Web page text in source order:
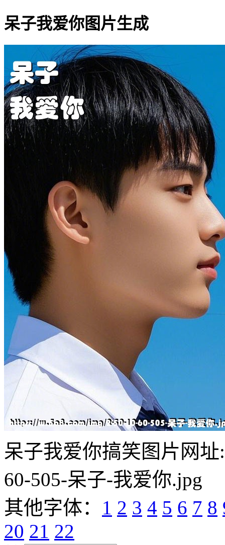
呆子我爱你图片生成
呆子我爱你搞笑图片网址
60-505-呆子-我爱你.jpg
其他字体： 1 2 3 4 5 6 7 8
20 21 22